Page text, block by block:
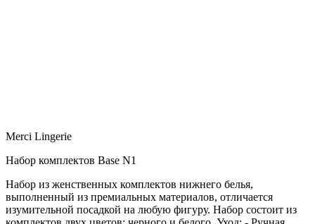
Merci Lingerie
Набор комплектов Base N1
Набор из женственных комплектов нижнего белья,
выполненный из премиальных материалов, отличается
изумительной посадкой на любую фигуру. Набор состоит из